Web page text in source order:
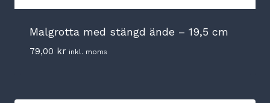
Malgrotta med stängd ände – 19,5 cm
79,00 kr inkl. moms